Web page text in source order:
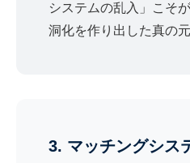
システムの乱入」こそ
洞化を作り出した真の
3. マッチングシス